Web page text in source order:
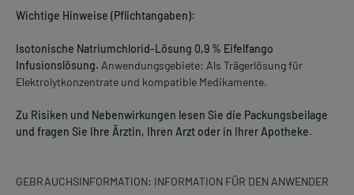
Wichtige Hinweise (Pflichtangaben):
Isotonische Natriumchlorid-Lösung 0,9 % Eifelfango
Infusionslösung. Anwendungsgebiete: Als Trägerlösung für
Elektrolytkonzentrate und kompatible Medikamente.
Zu Risiken und Nebenwirkungen lesen Sie die Packungsbeilage
und fragen Sie Ihre Ärztin, Ihren Arzt oder in Ihrer Apotheke.
GEBRAUCHSINFORMATION: INFORMATION FÜR DEN ANWENDER